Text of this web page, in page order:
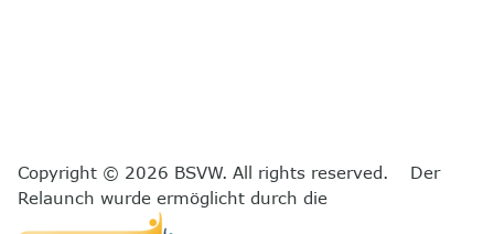
Copyright © 2026 BSVW. All rights reserved. Der
Relaunch wurde ermöglicht durch die